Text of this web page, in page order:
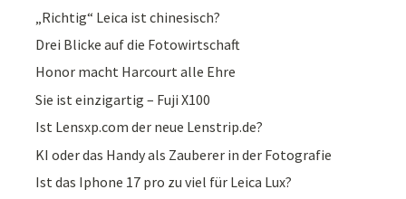
„Richtig“ Leica ist chinesisch?
Drei Blicke auf die Fotowirtschaft
Honor macht Harcourt alle Ehre
Sie ist einzigartig – Fuji X100
Ist Lensxp.com der neue Lenstrip.de?
KI oder das Handy als Zauberer in der Fotografie
Ist das Iphone 17 pro zu viel für Leica Lux?